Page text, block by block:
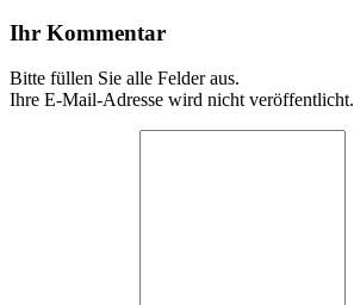
Ihr Kommentar
Bitte füllen Sie alle Felder aus.
Ihre E-Mail-Adresse wird nicht veröffentlicht.